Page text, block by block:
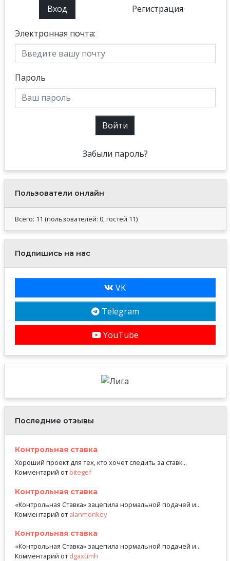
Вход Регистрация
Электронная почта:
Пароль
Войти
Забыли пароль?
Пользователи онлайн
Всего: 11 (пользователей: 0, гостей 11)
Подпишись на нас
VK
Telegram
YouTube
Последние отзывы
Контрольная ставка
Хороший проект для тех, кто хочет следить за ставк...
Комментарий отbitegef
Контрольная ставка
«Контрольная Ставка» зацепила нормальной подачей и...
Комментарий отalanmonkey
Контрольная ставка
«Контрольная Ставка» зацепила нормальной подачей и...
Комментарий отdgaxumh